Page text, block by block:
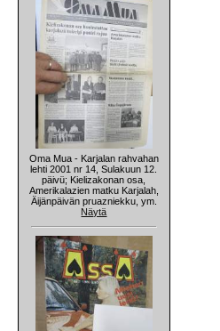
Oma Mua - Karjalan rahvahan
lehti 2001 nr 14, Sulakuun 12.
päivü; Kielizakonan osa,
Amerikalazien matku Karjalah,
Äijänpäivän pruazniekku, ym.
Näytä